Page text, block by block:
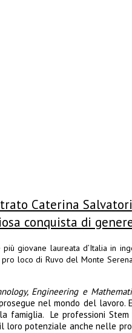
Caterina
conquista di
giovane laureata d’Italia in
loco di Ruvo del Monte
Engineering e
nel mondo del lavoro.
famiglia. Le professioni
potenziale anche nelle